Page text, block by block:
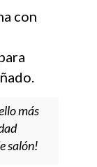
con
más
salón!